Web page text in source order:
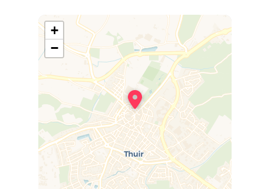
- au rez-de-chaussée, d'une chambre avec un
canapé lit de qualité pour deux personnes
(140x190), d’un hall d’entrée, d’un cabinet de
toilettes (avec douche, wc et petit lavabo),
d'une buanderie avec un lave linge ;
- au premier, d’un séjour doté d’un canapé lit
de qualité pour deux personnes (140 x 190),
d’une cuisine équipée ;
- au second : d’une suite parentale (lit en 160
x 200) avec salle de bain/wc (douche et
baignoire) et dressing.
Parking public gratuit à 300 m. La location est
déconseillée aux personnes à mobilité
réduite.
+
−